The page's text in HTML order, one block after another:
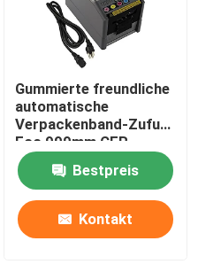
Gummierte freundliche
automatische
Verpackenband-Zufuhr
Eco 999mm CER
Bestpreis
Kontakt